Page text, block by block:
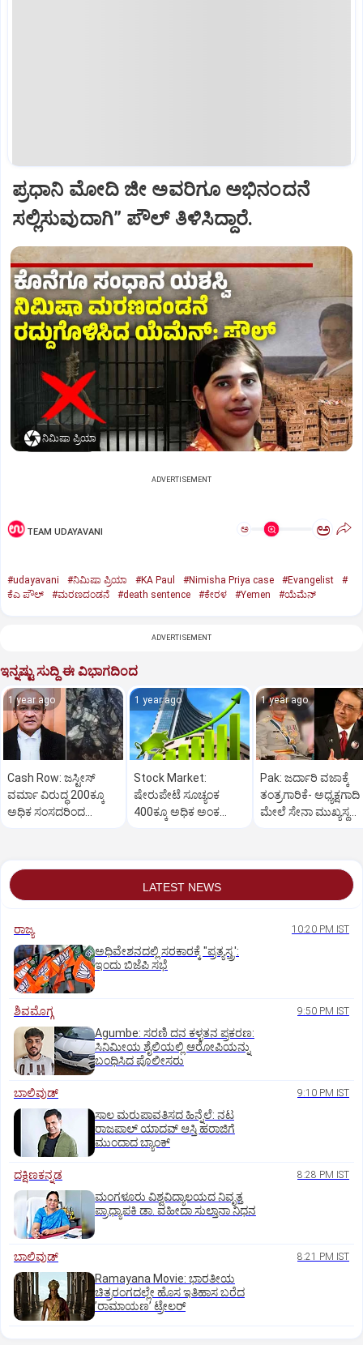
ಪ್ರಧಾನಿ ಮೋದಿ ಜೀ ಅವರಿಗೂ ಅಭಿನಂದನೆ
ಸಲ್ಲಿಸುವುದಾಗಿ” ಪೌಲ್‌ ತಿಳಿಸಿದ್ದಾರೆ.
ನಿಮಿಷಾ ಪ್ರಿಯಾ
ADVERTISEMENT
TEAM UDAYAVANI ಅ ಅ
#udayavani #ನಿಮಿಷಾ ಪ್ರಿಯಾ #KA Paul #Nimisha Priya case #Evangelist
#
ಕೆಎ ಪೌಲ್
#ಮರಣದಂಡನೆ #death sentence #ಕೇರಳ #Yemen #ಯೆಮೆನ್‌
ADVERTISEMENT
ಇನ್ನಷ್ಟು ಸುದ್ದಿ ಈ ವಿಭಾಗದಿಂದ
1 year ago
Cash Row: ಜಸ್ಟೀಸ್‌
ವರ್ಮಾ ವಿರುದ್ಧ 200ಕ್ಕೂ
ಅಧಿಕ ಸಂಸದರಿಂದ
1 year ago
Stock Market:
ಷೇರುಪೇಟೆ ಸೂಚ್ಯಂಕ
400ಕ್ಕೂ ಅಧಿಕ ಅಂಕ
1 year ago
Pak: ಜರ್ದಾರಿ ವಜಾಕ್ಕೆ
ತಂತ್ರಗಾರಿಕೆ- ಅಧ್ಯಕ್ಷಗಾದಿ
ಮೇಲೆ ಸೇನಾ ಮುಖ್ಯಸ್ಥ
LATEST NEWS
ರಾಜ್ಯ 10:20 PM IST
ಅಧಿವೇಶನದಲ್ಲಿ ಸರಕಾರಕ್ಕೆ "ಪ್ರತ್ಯಸ್ತ್ರ':
ಇಂದು ಬಿಜೆಪಿ ಸಭೆ
ಶಿವಮೊಗ್ಗ 9:50 PM IST
Agumbe: ಸರಣಿ ದನ ಕಳ್ಳತನ ಪ್ರಕರಣ:
ಸಿನಿಮೀಯ ಶೈಲಿಯಲ್ಲಿ ಆರೋಪಿಯನ್ನು
ಬಂಧಿಸಿದ ಪೊಲೀಸರು
ಬಾಲಿವುಡ್‌ 9:10 PM IST
ಸಾಲ ಮರುಪಾವತಿಸದ ಹಿನ್ನೆಲೆ: ನಟ
ರಾಜಪಾಲ್ ಯಾದವ್‌ ಆಸ್ತಿ ಹರಾಜಿಗೆ
ಮುಂದಾದ ಬ್ಯಾಂಕ್
ದಕ್ಷಿಣಕನ್ನಡ 8:28 PM IST
ಮಂಗಳೂರು ವಿಶ್ವವಿದ್ಯಾಲಯದ ನಿವೃತ್ತ
ಪ್ರಾಧ್ಯಾಪಕಿ ಡಾ. ವಹೀದಾ ಸುಲ್ತಾನಾ ನಿಧನ
ಬಾಲಿವುಡ್‌ 8:21 PM IST
Ramayana Movie: ಭಾರತೀಯ
ಚಿತ್ರರಂಗದಲ್ಲೇ ಹೊಸ ಇತಿಹಾಸ ಬರೆದ
ʼರಾಮಾಯಣʼ ಟ್ರೇಲರ್